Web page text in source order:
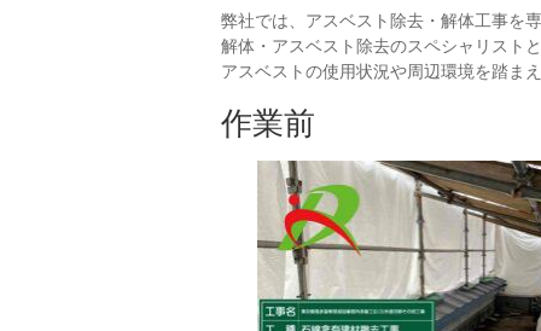
弊社では、アスベスト除去・解体工事を
解体・アスベスト除去のスペシャリスト
アスベストの使用状況や周辺環境を踏ま
作業前